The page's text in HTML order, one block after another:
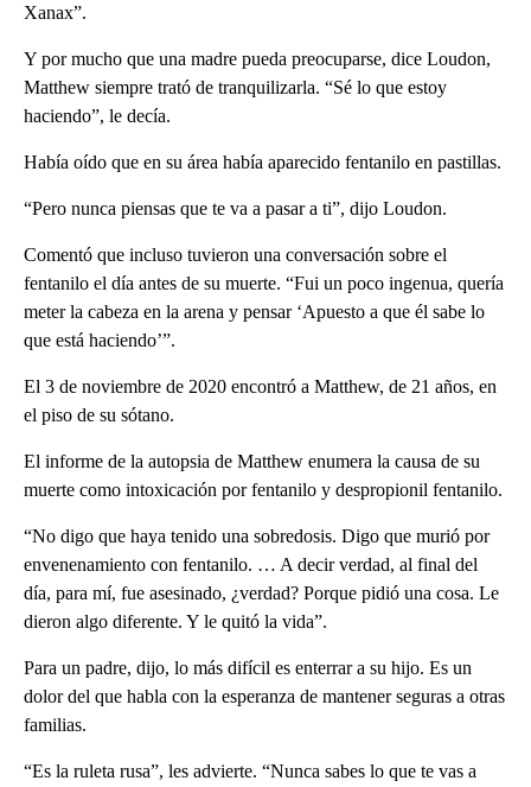
Xanax”.
Y por mucho que una madre pueda preocuparse, dice Loudon,
Matthew siempre trató de tranquilizarla. “Sé lo que estoy
haciendo”, le decía.
Había oído que en su área había aparecido fentanilo en pastillas.
“Pero nunca piensas que te va a pasar a ti”, dijo Loudon.
Comentó que incluso tuvieron una conversación sobre el
fentanilo el día antes de su muerte. “Fui un poco ingenua, quería
meter la cabeza en la arena y pensar ‘Apuesto a que él sabe lo
que está haciendo’”.
El 3 de noviembre de 2020 encontró a Matthew, de 21 años, en
el piso de su sótano.
El informe de la autopsia de Matthew enumera la causa de su
muerte como intoxicación por fentanilo y despropionil fentanilo.
“No digo que haya tenido una sobredosis. Digo que murió por
envenenamiento con fentanilo. … A decir verdad, al final del
día, para mí, fue asesinado, ¿verdad? Porque pidió una cosa. Le
dieron algo diferente. Y le quitó la vida”.
Para un padre, dijo, lo más difícil es enterrar a su hijo. Es un
dolor del que habla con la esperanza de mantener seguras a otras
familias.
“Es la ruleta rusa”, les advierte. “Nunca sabes lo que te vas a